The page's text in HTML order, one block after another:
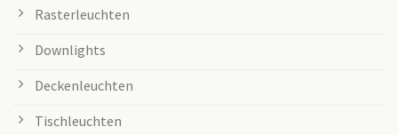
Rasterleuchten
Downlights
Deckenleuchten
Tischleuchten